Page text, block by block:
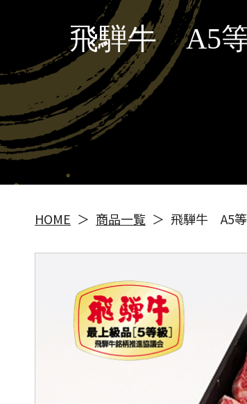
飛騨牛 A5
HOME 商品一覧 飛騨牛 A5等